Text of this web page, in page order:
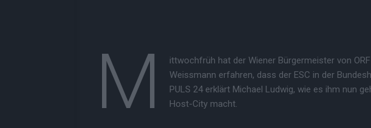
M
ittwochfrüh hat der Wiener Bürgermeister von
Weissmann erfahren, dass der ESC in der
PULS 24 erklärt Michael Ludwig, wie es ihm nun
Host-City macht.